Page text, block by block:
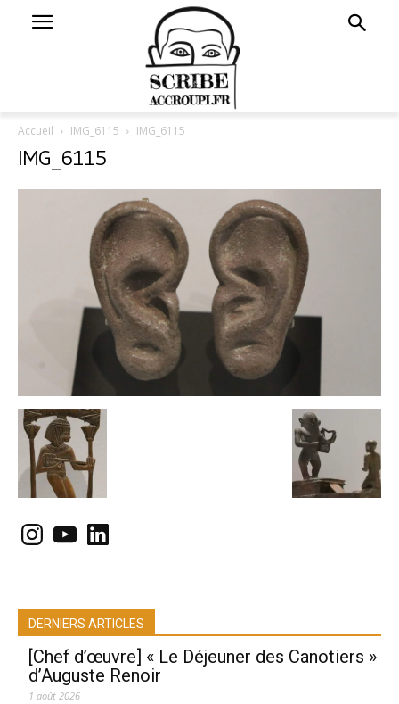
Accueil IMG_6115 IMG_6115
IMG_6115
Instagram
YouTubeLinkedIn
DERNIERS ARTICLES
[Chef d’œuvre] « Le Déjeuner des Canotiers »
d’Auguste Renoir
1 août 2026